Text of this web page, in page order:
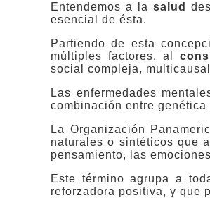
Entendemos a lasalud
esencial de ésta.
Partiendo de esta
múltiples factores, al
social compleja,
Las enfermedades
combinación entre
La Organización
naturales o sintéticos que
pensamiento, las
Este término agrupa a
reforzadora positiva, y que